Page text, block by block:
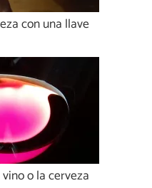
con una llave
o la cerveza